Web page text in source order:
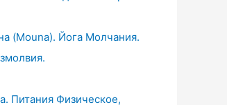
(Mouna). Йога Молчания.
Питания Физическое,